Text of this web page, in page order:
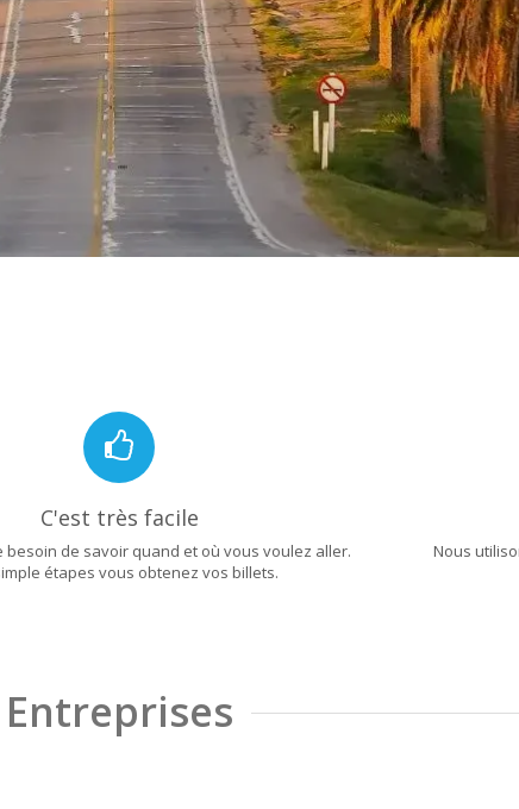
C'est très facile
besoin de savoir quand et où vous voulez aller.
étapes vous obtenez vos billets.
Nous
Entreprises